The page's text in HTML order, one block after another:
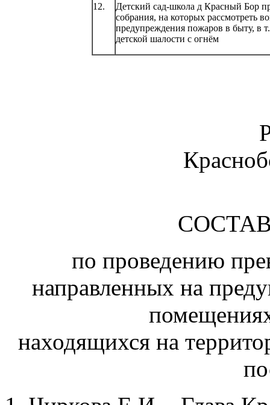
12.
Детский сад-школа д Красный Бор
собрания, на которых рассмотреть
предупреждения пожаров в быту, в
детской шалости с огнём
по проведению
направленных на
находящихся на